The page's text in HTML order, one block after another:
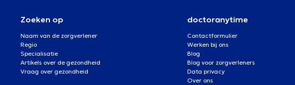
Zoeken op
Naam van de zorgverlener
Regio
Specialisatie
Artikels over de gezondheid
Vraag over gezondheid
doctoranytime
Contactformulier
Werken bij ons
Blog
Blog voor zorgverleners
Data privacy
Over ons